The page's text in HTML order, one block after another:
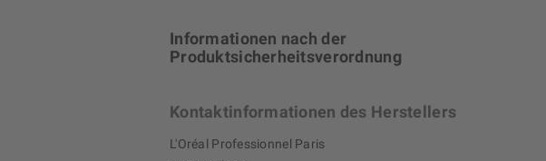
Informationen nach der
Produktsicherheitsverordnung
Kontaktinformationen des Herstellers
L'Oréal Professionnel Paris